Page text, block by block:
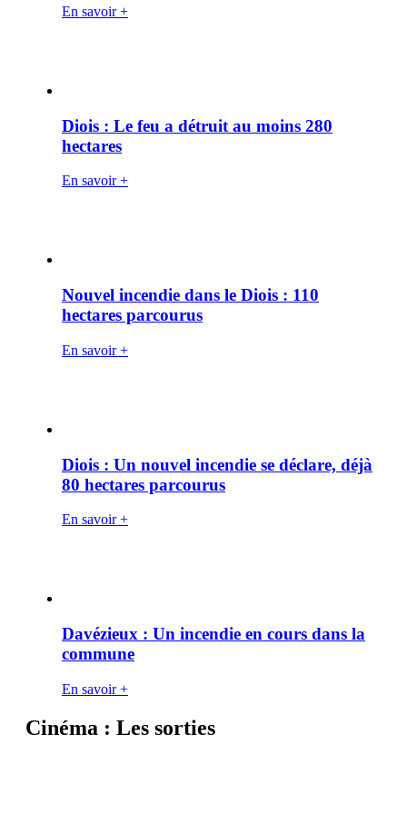
En savoir +
Diois : Le feu a détruit au moins 280
hectares
En savoir +
Nouvel incendie dans le Diois : 110
hectares parcourus
En savoir +
Diois : Un nouvel incendie se déclare, déjà
80 hectares parcourus
En savoir +
Davézieux : Un incendie en cours dans la
commune
En savoir +
Cinéma : Les sorties